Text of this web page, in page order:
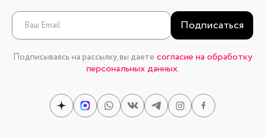
Подписаться
Подписываясь на рассылку, вы даете согласие на обработку
персональных данных.